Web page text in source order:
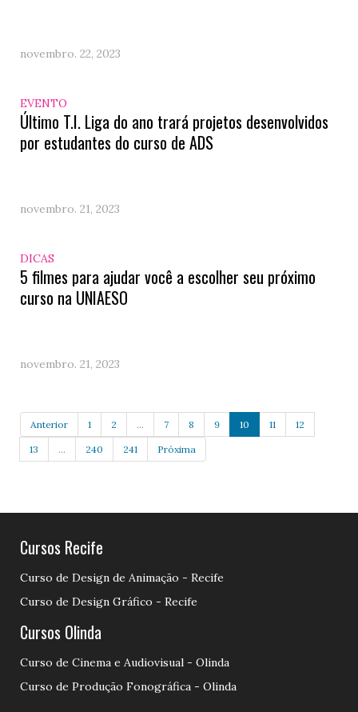
novembro. 22, 2023
EVENTO
Último T.I. Liga do ano trará projetos desenvolvidos
por estudantes do curso de ADS
novembro. 21, 2023
DICAS
5 filmes para ajudar você a escolher seu próximo
curso na UNIAESO
novembro. 21, 2023
Anterior 1 2 ... 7 8 9 10 11 12
13 ... 240 241 Próxima
Cursos Recife
Curso de Design de Animação - Recife
Curso de Design Gráfico - Recife
Cursos Olinda
Curso de Cinema e Audiovisual - Olinda
Curso de Produção Fonográfica - Olinda